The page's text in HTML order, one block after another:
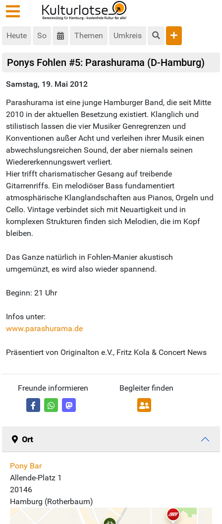
Heute So Themen Umkreis
Ponys Fohlen #5: Parashurama (D-Hamburg)
Samstag, 19. Mai 2012
Parashurama ist eine junge Hamburger Band, die seit Mitte
2010 in der aktuellen Besetzung existiert. Klanglich und
stilistisch lassen die vier Musiker Genregrenzen und
Konventionen außer Acht und verleihen ihrer Musik einen
abwechslungsreichen Sound, der aber niemals seinen
Wiedererkennungswert verliert.
Hier trifft charismatischer Gesang auf treibende
Gitarrenriffs. Ein melodiöser Bass fundamentiert
atmosphärische Klanglandschaften aus Pianos, Orgeln und
Cello. Vintage verbindet sich mit Neuartigkeit und in
komplexen Strukturen finden sich Melodien, die im Kopf
bleiben.
Das Ganze natürlich in Fohlen-Manier akustisch
umgemünzt, es wird also wieder spannend.
Beginn: 21 Uhr
Infos unter:
www.parashurama.de
Präsentiert von Originalton e.V., Fritz Kola & Concert News
Freunde informieren Begleiter finden
Ort
Pony Bar
Allende-Platz 1
20146
Hamburg (Rotherbaum)